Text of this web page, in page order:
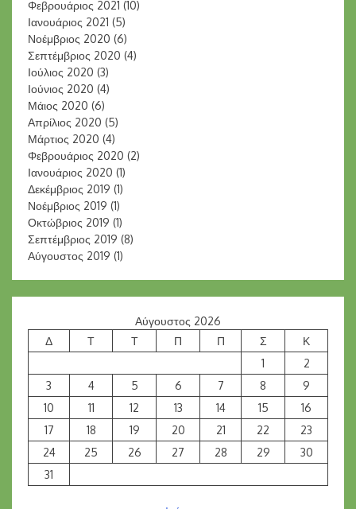
Φεβρουάριος 2021 (10)
Ιανουάριος 2021 (5)
Νοέμβριος 2020 (6)
Σεπτέμβριος 2020 (4)
Ιούλιος 2020 (3)
Ιούνιος 2020 (4)
Μάιος 2020 (6)
Απρίλιος 2020 (5)
Μάρτιος 2020 (4)
Φεβρουάριος 2020 (2)
Ιανουάριος 2020 (1)
Δεκέμβριος 2019 (1)
Νοέμβριος 2019 (1)
Οκτώβριος 2019 (1)
Σεπτέμβριος 2019 (8)
Αύγουστος 2019 (1)
Αύγουστος 2026
Δ
Τ Τ Π Π Σ
Κ
1
2
3
4 5 6 7 8
9
10
11 12 13 14 15
16
17
18 19 20 21 22
23
24
25 26 27 28 29
30
31